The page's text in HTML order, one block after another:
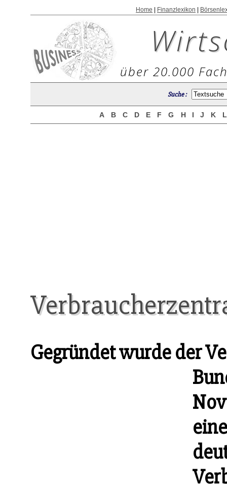
Home Finanzlexikon
über 20.000
Suche :
A B C D E F G H I J K
Gegründet wurde der